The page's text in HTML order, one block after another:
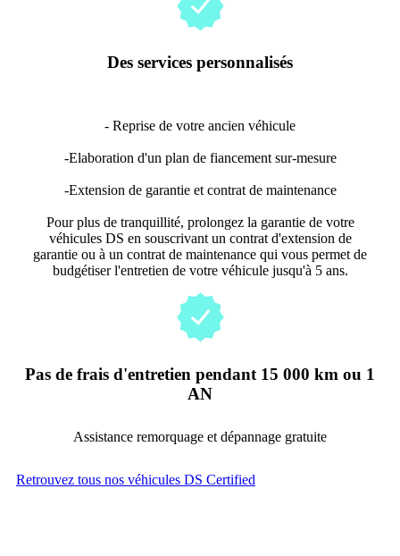
Des services personnalisés
- Reprise de votre ancien véhicule
-Elaboration d'un plan de fiancement sur-mesure
-Extension de garantie et contrat de maintenance
Pour plus de tranquillité, prolongez la garantie de votre
véhicules DS en souscrivant un contrat d'extension de
garantie ou à un contrat de maintenance qui vous permet de
budgétiser l'entretien de votre véhicule jusqu'à 5 ans.
Pas de frais d'entretien pendant 15 000 km ou 1
AN
Assistance remorquage et dépannage gratuite
Retrouvez tous nos véhicules DS Certified